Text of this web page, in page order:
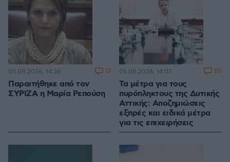
Παραιτήθηκε από τον
ΣΥΡΙΖΑ η Μαρία Ρεπούση
05.08.2026, 14:36 17
Τα μέτρα για τους
πυρόπληκτους της Δυτικής
Αττικής: Αποζημιώσεις
εξπρές και ειδικά μέτρα
για τις επιχειρήσεις
05.08.2026, 14:07 85